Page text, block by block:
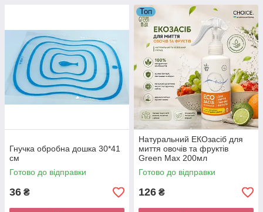
Гнучка обробна дошка 30*41
см
Готово до відправки
36 ₴
Топ
Натуральний EКОзасіб для
миття овочів та фруктів
Green Max 200мл
Готово до відправки
126 ₴